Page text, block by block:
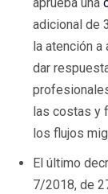
adicional de
la atención
dar
las costas y
los flujos
El último
7/2018, de